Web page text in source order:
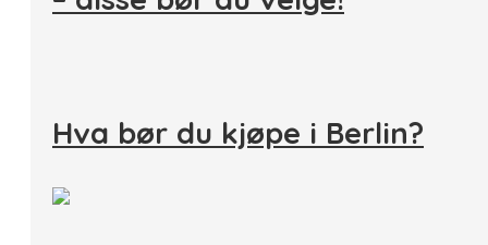
Hva bør du kjøpe i Berlin?